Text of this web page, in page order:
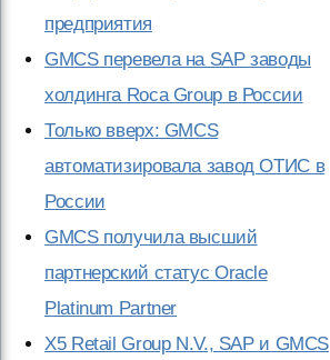
предприятия
GMCS перевела на SAP заводы
холдинга Rocа Group в России
Только вверх: GMCS
автоматизировала завод OТИС в
России
GMCS получила высший
партнерский статус Oracle
Platinum Partner
Х5 Retail Group N.V., SAP и GMCS